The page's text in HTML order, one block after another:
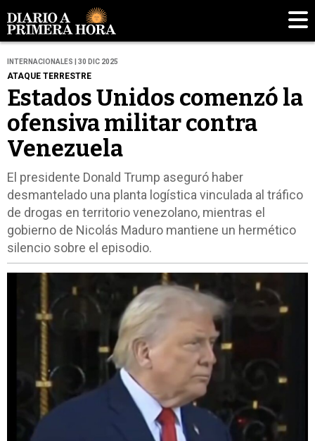
INTERNACIONALES | 30 DIC 2025
ATAQUE TERRESTRE
Estados Unidos comenzó la
ofensiva militar contra
Venezuela
El presidente Donald Trump aseguró haber
desmantelado una planta logística vinculada al tráfico
de drogas en territorio venezolano, mientras el
gobierno de Nicolás Maduro mantiene un hermético
silencio sobre el episodio.